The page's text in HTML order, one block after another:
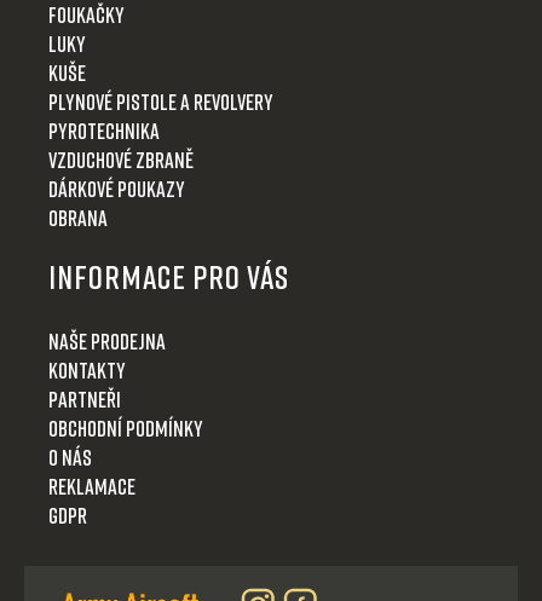
Foukačky
Luky
Kuše
Plynové pistole a revolvery
Pyrotechnika
Vzduchové zbraně
Dárkové poukazy
Obrana
Informace pro Vás
Naše prodejna
Kontakty
Partneři
Obchodní podmínky
O nás
Reklamace
GDPR